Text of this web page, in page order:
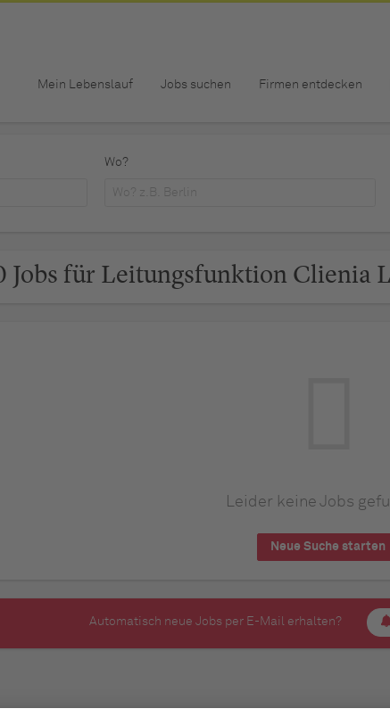
Mein Lebenslauf Jobs suchen Firmen entdecken
Wo?
Jobs für Leitungsfunktion Clienia
Leider keine Jobs
Neue Suche starten
Automatisch neue Jobs per E-Mail erhalten?